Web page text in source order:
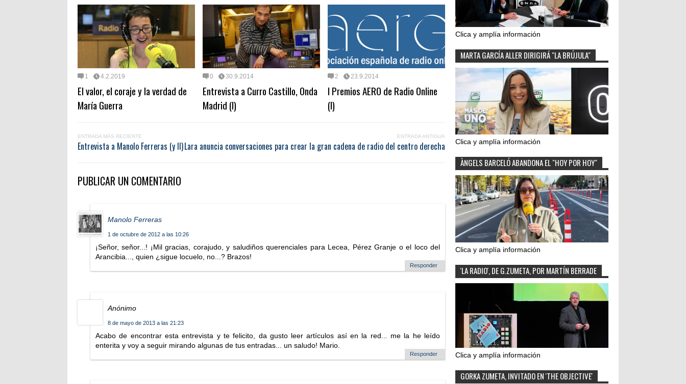
1 4.2.2019
El valor, el coraje y la verdad de
María Guerra
0 30.9.2014
Entrevista a Curro Castillo, Onda
Madrid (I)
2 23.9.2014
I Premios AERO de Radio Online
(I)
ENTRADA MÁS RECIENTE
Entrevista a Manolo Ferreras (y II)
ENTRADA ANTIGUA
Lara anuncia conversaciones para crear la gran cadena de radio del centro derecha
PUBLICAR UN COMENTARIO
Manolo Ferreras
1 de octubre de 2012 a las 10:26
¡Señor, señor...! ¡Mil gracias, corajudo, y saludiños querenciales para Lecea, Pérez Granje o el loco del
Arancibia..., quien ¿sigue locuelo, no...? Brazos!
Responder
Anónimo
8 de mayo de 2013 a las 21:23
Acabo de encontrar esta entrevista y te felicito, da gusto leer artículos así en la red... me la he leído
enterita y voy a seguir mirando algunas de tus entradas... un saludo! Mario.
Responder
Clica y amplía información
MARTA GARCÍA ALLER DIRIGIRÁ "LA BRÚJULA"
Clica y amplía información
ÀNGELS BARCELÓ ABANDONA EL "HOY POR HOY"
Clica y amplía información
'LA RADIO', DE G.ZUMETA, POR MARTÍN BERRADE
Clica y amplía información
GORKA ZUMETA, INVITADO EN 'THE OBJECTIVE'